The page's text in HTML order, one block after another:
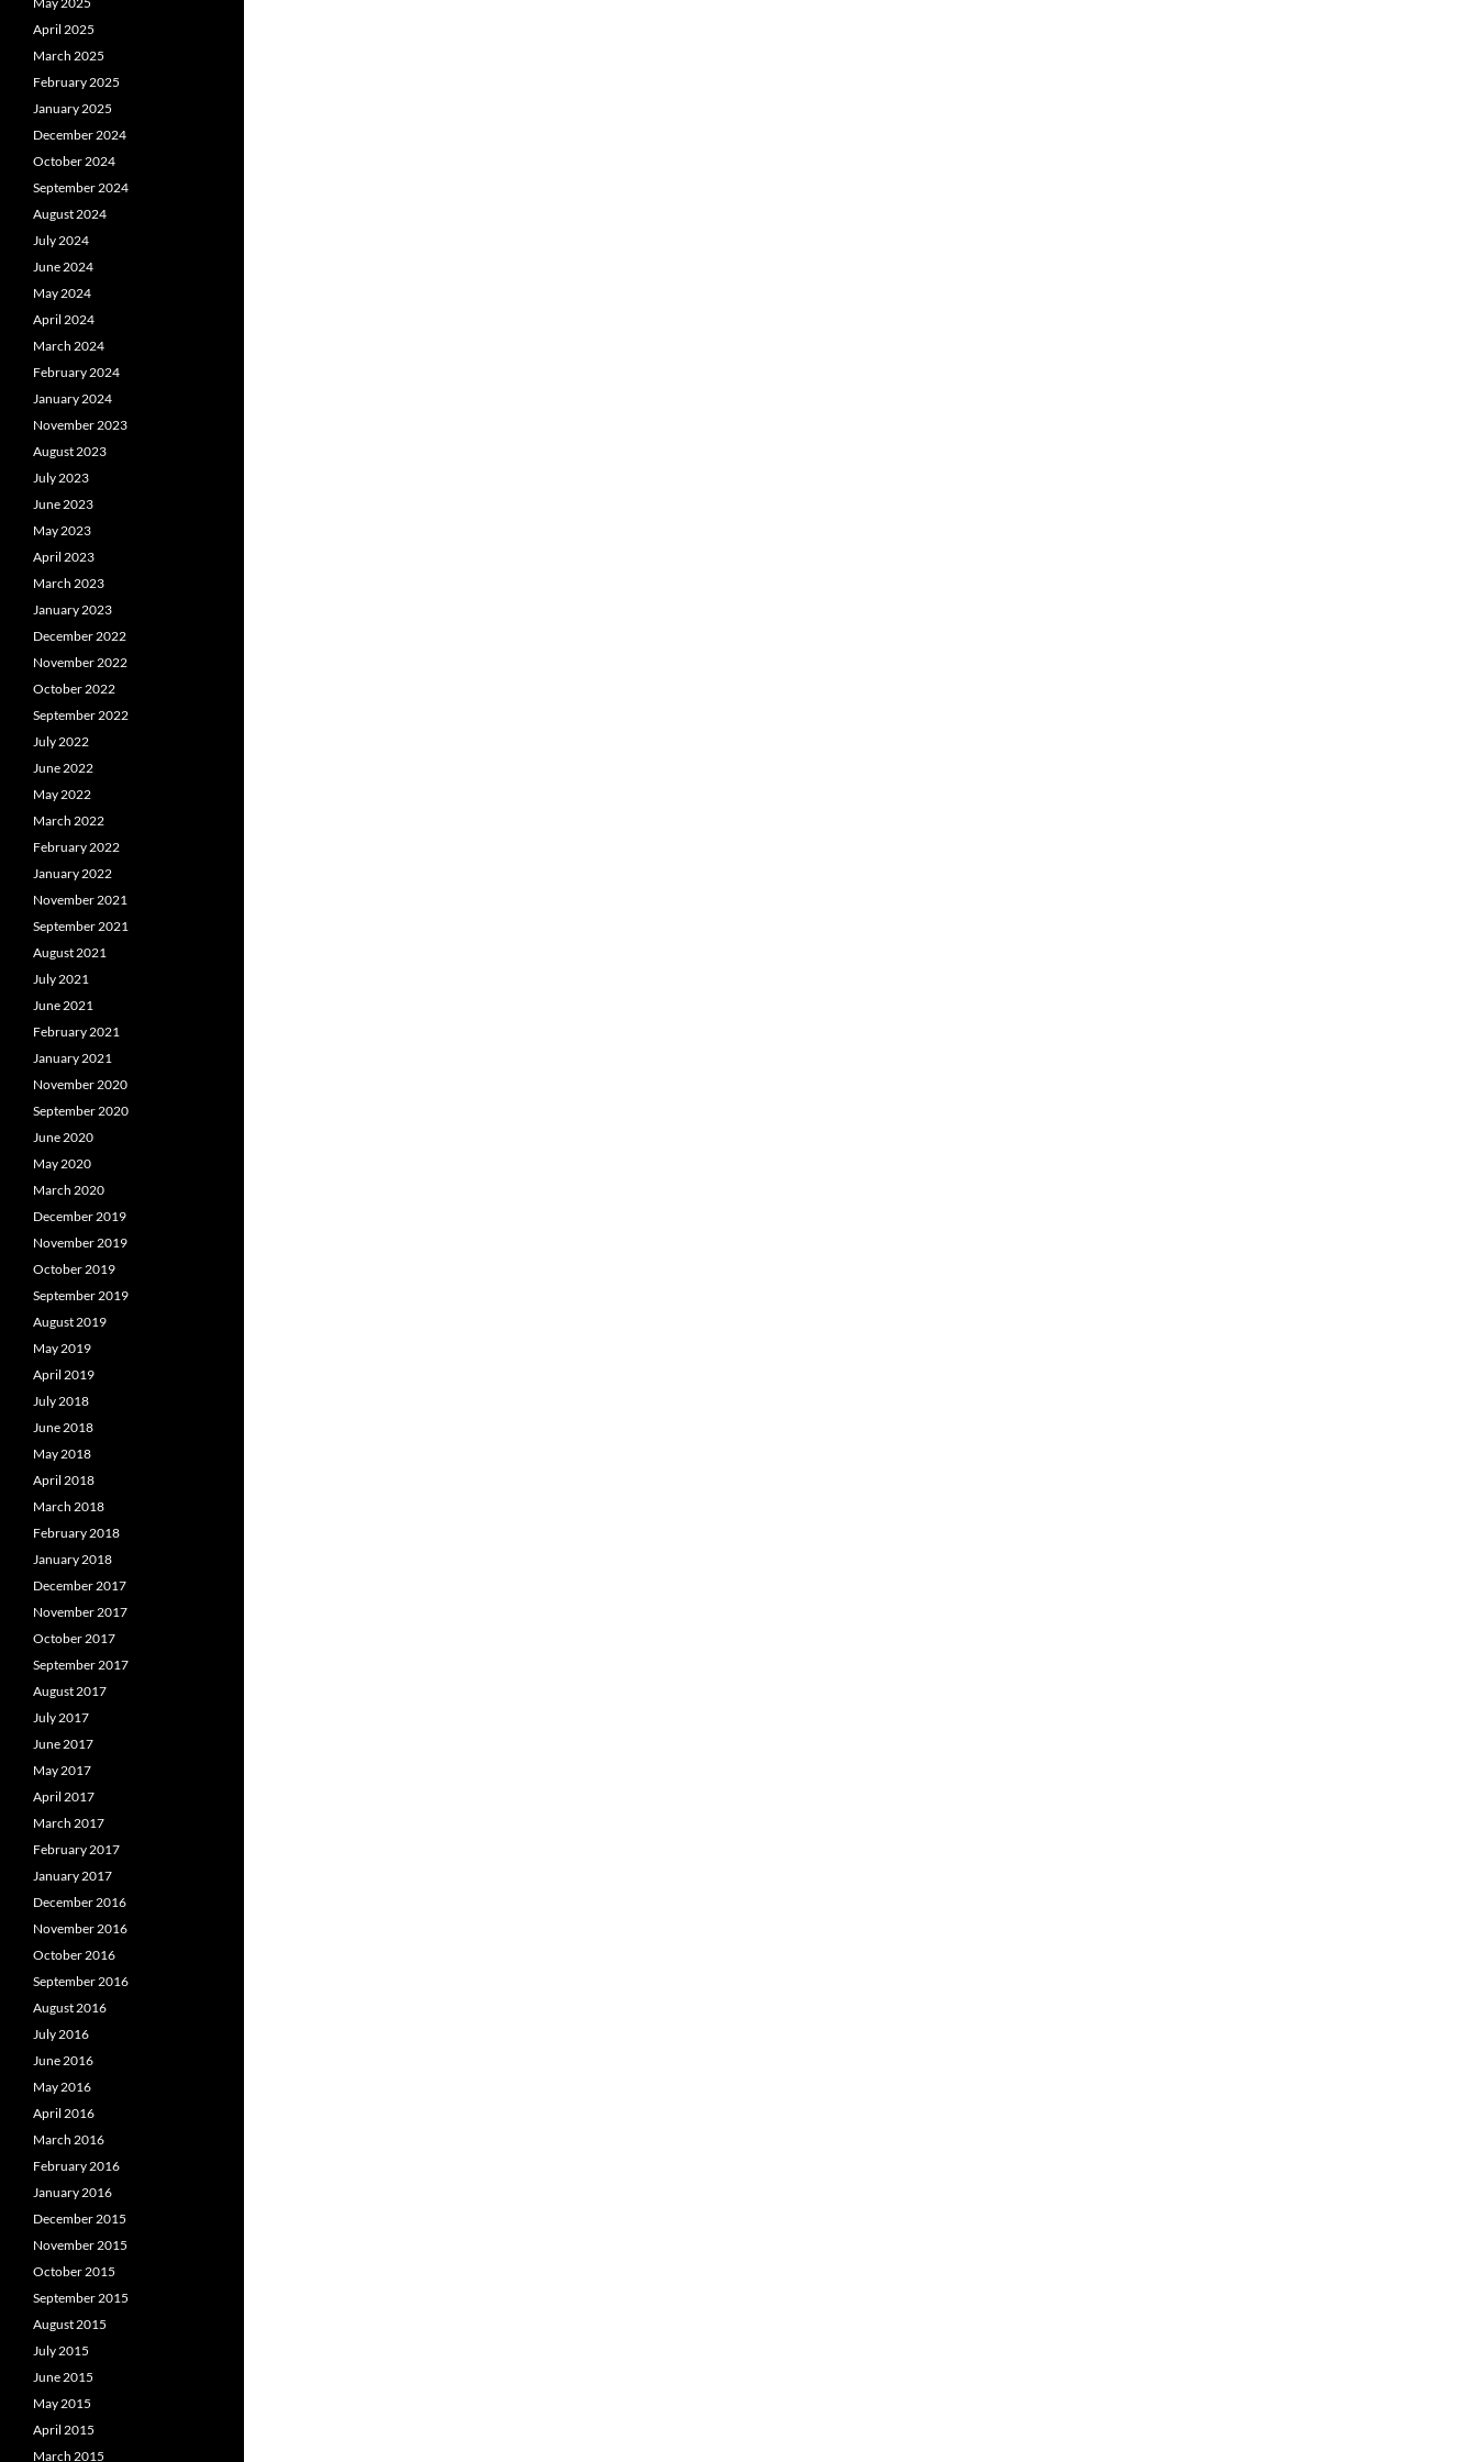
April 2025
March 2025
February 2025
January 2025
December 2024
October 2024
September 2024
August 2024
July 2024
June 2024
May 2024
April 2024
March 2024
February 2024
January 2024
November 2023
August 2023
July 2023
June 2023
May 2023
April 2023
March 2023
January 2023
December 2022
November 2022
October 2022
September 2022
July 2022
June 2022
May 2022
March 2022
February 2022
January 2022
November 2021
September 2021
August 2021
July 2021
June 2021
February 2021
January 2021
November 2020
September 2020
June 2020
May 2020
March 2020
December 2019
November 2019
October 2019
September 2019
August 2019
May 2019
April 2019
July 2018
June 2018
May 2018
April 2018
March 2018
February 2018
January 2018
December 2017
November 2017
October 2017
September 2017
August 2017
July 2017
June 2017
May 2017
April 2017
March 2017
February 2017
January 2017
December 2016
November 2016
October 2016
September 2016
August 2016
July 2016
June 2016
May 2016
April 2016
March 2016
February 2016
January 2016
December 2015
November 2015
October 2015
September 2015
August 2015
July 2015
June 2015
May 2015
April 2015
March 2015